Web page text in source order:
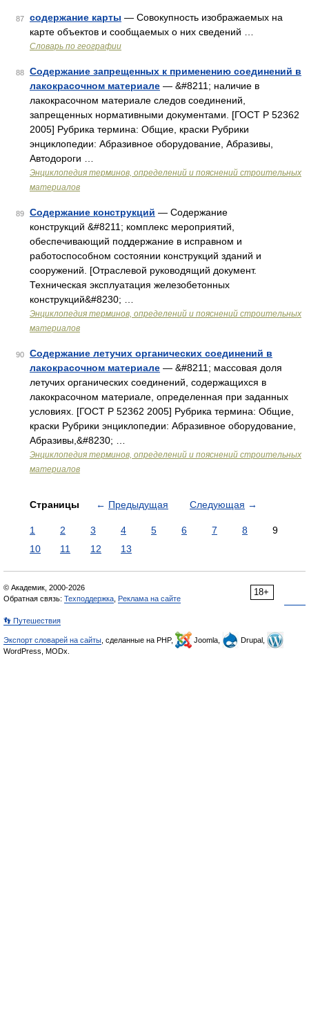
87 содержание карты — Совокупность изображаемых на
карте объектов и сообщаемых о них сведений …
Словарь по географии
88
Содержание запрещенных к применению соединений в
лакокрасочном материале — &#8211; наличие в
лакокрасочном материале следов соединений,
запрещенных нормативными документами. [ГОСТ Р 52362
2005] Рубрика термина: Общие, краски Рубрики
энциклопедии: Абразивное оборудование, Абразивы,
Автодороги …
Энциклопедия терминов, определений и пояснений строительных
материалов
89 Содержание конструкций — Содержание
конструкций &#8211; комплекс мероприятий,
обеспечивающий поддержание в исправном и
работоспособном состоянии конструкций зданий и
сооружений. [Отраслевой руководящий документ.
Техническая эксплуатация железобетонных
конструкций&#8230; …
Энциклопедия терминов, определений и пояснений строительных
материалов
90
Содержание летучих органических соединений в
лакокрасочном материале — &#8211; массовая доля
летучих органических соединений, содержащихся в
лакокрасочном материале, определенная при заданных
условиях. [ГОСТ Р 52362 2005] Рубрика термина: Общие,
краски Рубрики энциклопедии: Абразивное оборудование,
Абразивы,&#8230; …
Энциклопедия терминов, определений и пояснений строительных
материалов
Страницы ← Предыдущая Следующая →
1 2 3 4 5 6 7 8
9
10
11 12 13
18+
© Академик, 2000-2026
Обратная связь: Техподдержка Реклама на сайте
👣 Путешествия
Экспорт словарей на сайты , сделанные на PHP, Joomla,
Drupal,
WordPress, MODx.